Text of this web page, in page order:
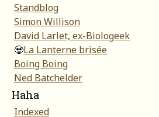
Standblog
Simon Willison
David Larlet, ex-Biologeek
🧟La Lanterne brisée
Boing Boing
Ned Batchelder
Haha
Indexed